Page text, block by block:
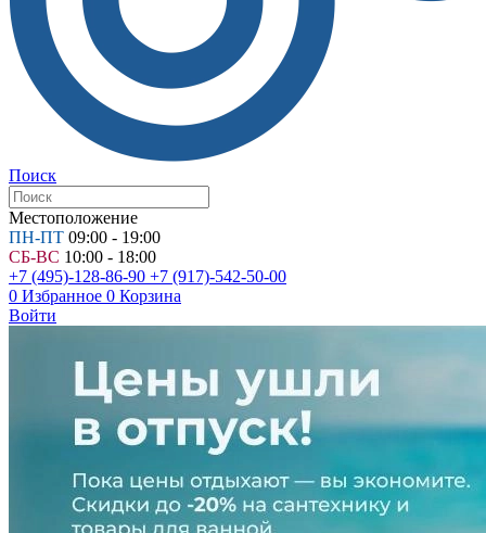
Поиск
Местоположение
ПН-ПТ 09:00 - 19:00
СБ-ВС 10:00 - 18:00
+7 (495)-128-86-90 +7 (917)-542-50-00
0 Избранное 0 Корзина
Войти